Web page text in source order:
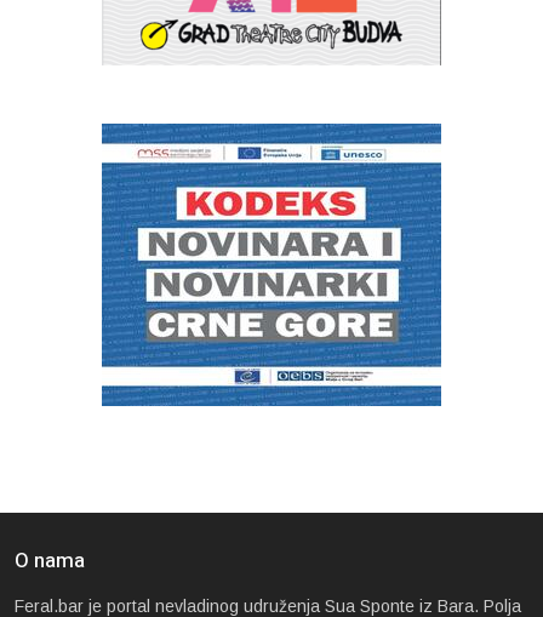
O nama
Feral.bar je portal nevladinog udruženja Sua Sponte iz Bara. Polja